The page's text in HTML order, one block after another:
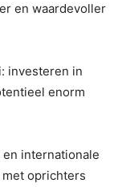
en waardevoller
investeren in
enorm
internationale
oprichters